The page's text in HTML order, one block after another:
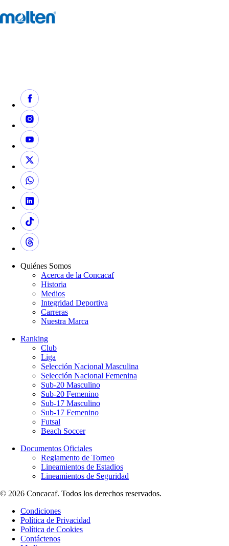
Quiénes Somos
Acerca de la Concacaf
Historia
Medios
Integridad Deportiva
Carreras
Nuestra Marca
Ranking
Club
Liga
Selección Nacional Masculina
Selección Nacional Femenina
Sub-20 Masculino
Sub-20 Femenino
Sub-17 Masculino
Sub-17 Femenino
Futsal
Beach Soccer
Documentos Oficiales
Reglamento de Torneo
Lineamientos de Estadios
Lineamientos de Seguridad
© 2026 Concacaf. Todos los derechos reservados.
Condiciones
Política de Privacidad
Política de Cookies
Contáctenos